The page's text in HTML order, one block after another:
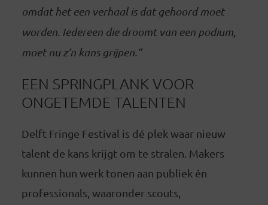
omdat het een verhaal is dat gehoord moet
worden. Iedereen die droomt van een podium,
moet nu z’n kans grijpen.”
EEN SPRINGPLANK VOOR
ONGETEMDE TALENTEN
Delft Fringe Festival is dé plek waar nieuw
talent de kans krijgt om te stralen. Makers
kunnen hun werk tonen aan publiek én
professionals, waaronder scouts,